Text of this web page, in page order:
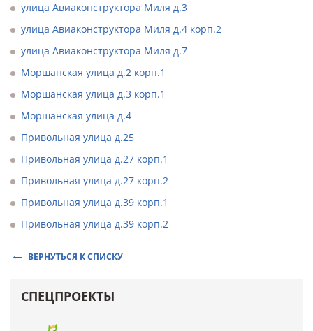
улица Авиаконструктора Миля д.3
улица Авиаконструктора Миля д.4 корп.2
улица Авиаконструктора Миля д.7
Моршанская улица д.2 корп.1
Моршанская улица д.3 корп.1
Моршанская улица д.4
Привольная улица д.25
Привольная улица д.27 корп.1
Привольная улица д.27 корп.2
Привольная улица д.39 корп.1
Привольная улица д.39 корп.2
ВЕРНУТЬСЯ К СПИСКУ
СПЕЦПРОЕКТЫ